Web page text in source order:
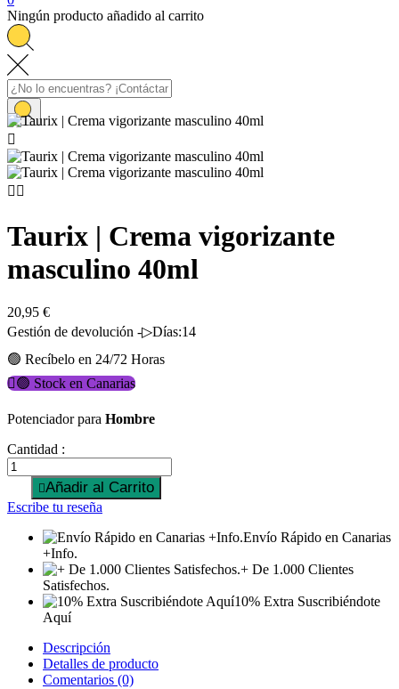
Ningún producto añadido al carrito
Inicio
Cosmética Erótica

 
Taurix | Crema vigorizante
masculino 40ml
20,95 €
Gestión de devolución -▷Días:14
🟢 Recíbelo en 24/72 Horas
🟢 Stock en Canarias
Potenciador para Hombre
Cantidad :
Añadir al Carrito
Escribe tu reseña
Envío Rápido en Canarias
+Info.
+ De 1.000 Clientes
Satisfechos.
10% Extra Suscribiéndote
Aquí
Descripción
Detalles de producto
Comentarios (0)